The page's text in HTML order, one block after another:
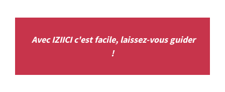
Avec IZIICI c'est facile, laissez-vous guider
!